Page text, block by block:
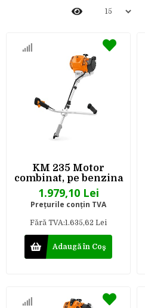
KM 235 Motor
combinat, pe benzina
1.979,10 Lei
Preţurile conţin TVA
Fără TVA:1.635,62 Lei
Adaugă în Coş